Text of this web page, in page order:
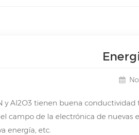
y Al2O3 tienen buena
campo de la electrónica de nuevas
energía, etc.